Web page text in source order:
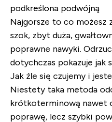
podkreślona podwójną
Najgorsze to co możesz
szok, zbyt duża,
poprawne nawyki.
dotychczas pokazuje jak
Jak źle się czujemy i
Niestety taka metoda
krótkoterminową nawet
poprawę, lecz szybki